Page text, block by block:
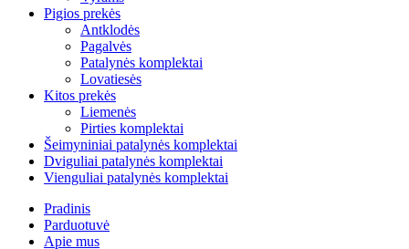
Pigios prekės
Antklodės
Pagalvės
Patalynės komplektai
Lovatiesės
Kitos prekės
Liemenės
Pirties komplektai
Šeimyniniai patalynės komplektai
Dviguliai patalynės komplektai
Vienguliai patalynės komplektai
Pradinis
Parduotuvė
Apie mus